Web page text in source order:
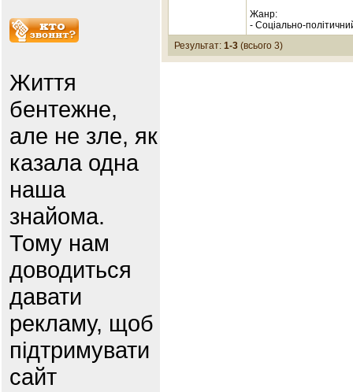
Життя
бентежне,
але не зле, як
казала одна
наша
знайома.
Тому нам
доводиться
давати
рекламу, щоб
підтримувати
сайт
Жанр:
- Соціально-
Результат: 1-3 (всього 3)